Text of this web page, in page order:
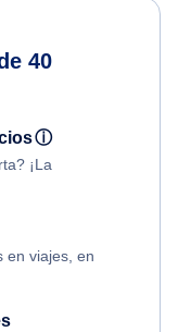
40
ⓘ
¡La
en viajes, en